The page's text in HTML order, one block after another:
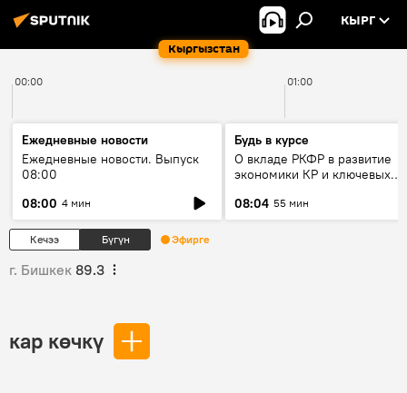
Кыргызстан
КЫРГ
00:00 01:00
Ежедневные новости
Ежедневные новости. Выпуск
08:00
08:00 4 мин
Будь в курсе
О вкладе РКФР в развитие
экономики КР и ключевых
08:04 55 мин
Кечээ Бүгүн Эфирге
г. Бишкек 89.3
кар көчкү